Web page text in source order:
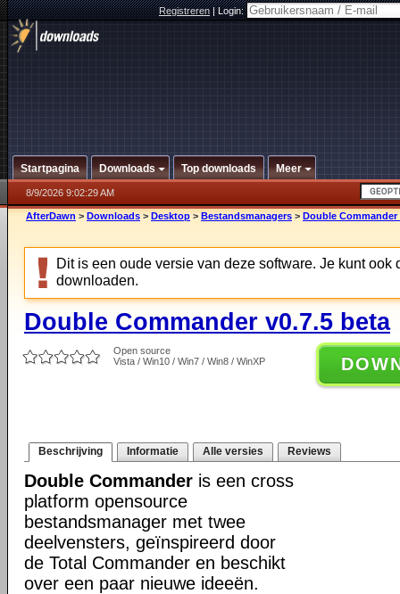
Registreren|Login:
Startpagina Downloads Top downloads Meer
8/9/2026 9:02:29 AM
AfterDawn > Downloads > Desktop > Bestandsmanagers > Double Commander
Dit is een oude versie van deze software. Je kunt ook
downloaden.
Double Commander v0.7.5 beta
Open source
Vista / Win10 / Win7 / Win8 / WinXP
Beschrijving Informatie Alle versies Reviews
Double Commander is een cross
platform opensource
bestandsmanager met twee
deelvensters, geïnspireerd door
de Total Commander en beschikt
over een paar nieuwe ideeën.